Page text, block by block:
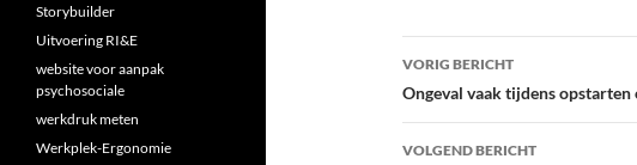
Bericht
navigatie
VORIG BERICHT
Ongeval vaak tijdens opstarten
VOLGEND BERICHT
Storybuilder
Uitvoering RI&E
website voor aanpak
psychosociale
werkdruk meten
Werkplek-Ergonomie